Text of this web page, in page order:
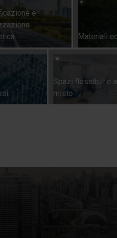
e
Materiali edili
Spazi flessibili e
misto